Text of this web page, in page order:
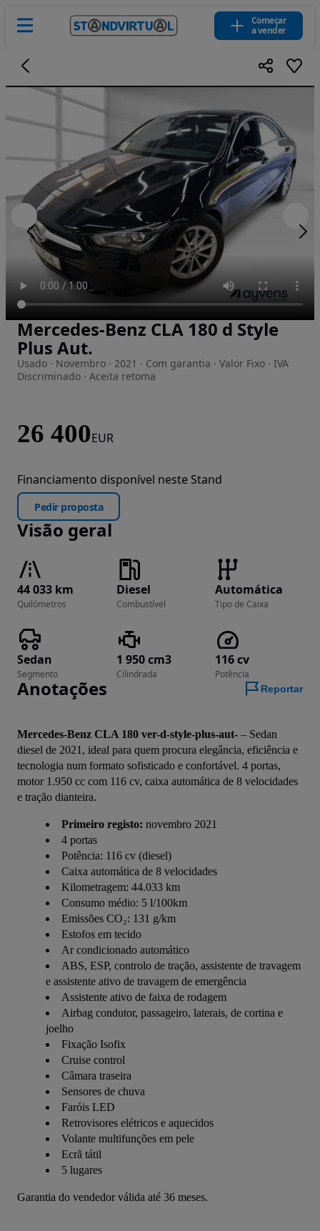
Começar
a vender
Imagem 1 de 12
Mercedes-Benz CLA 180 d Style
Plus Aut.
Usado · Novembro · 2021 · Com garantia · Valor Fixo · IVA
Discriminado · Aceita retoma
26 400EUR
Financiamento disponível neste Stand
Pedir proposta
Visão geral
44 033 km
Quilómetros
Diesel
Combustível
Automática
Tipo de Caixa
Sedan
Segmento
1 950 cm3
Cilindrada
116 cv
Potência
Anotações Reportar
Mercedes-Benz CLA 180 ver-d-style-plus-aut- – Sedan
diesel de 2021, ideal para quem procura elegância, eficiência e
tecnologia num formato sofisticado e confortável. 4 portas,
motor 1.950 cc com 116 cv, caixa automática de 8 velocidades
e tração dianteira.
Primeiro registo: novembro 2021
4 portas
Potência: 116 cv (diesel)
Caixa automática de 8 velocidades
Kilometragem: 44.033 km
Consumo médio: 5 l/100km
Emissões CO₂: 131 g/km
Estofos em tecido
Ar condicionado automático
ABS, ESP, controlo de tração, assistente de travagem
e assistente ativo de travagem de emergência
Assistente ativo de faixa de rodagem
Airbag condutor, passageiro, laterais, de cortina e
joelho
Fixação Isofix
Cruise control
Câmara traseira
Sensores de chuva
Faróis LED
Retrovisores elétricos e aquecidos
Volante multifunções em pele
Ecrã tátil
5 lugares
Garantia do vendedor válida até 36 meses.